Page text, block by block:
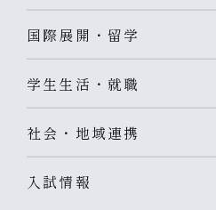
国際展開・留学
学生生活・就職
社会・地域連携
入試情報